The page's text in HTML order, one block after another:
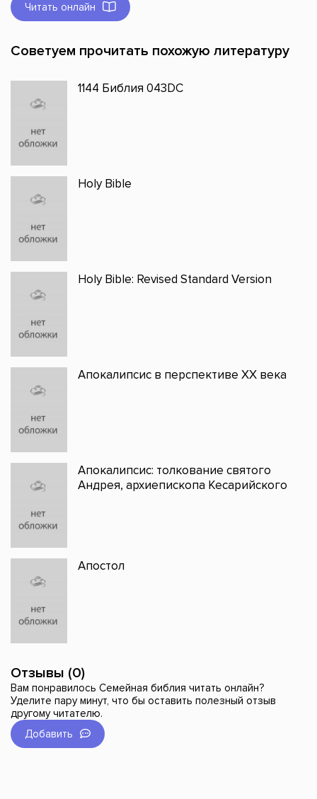
Читать онлайн
Советуем прочитать похожую литературу
1144 Библия 043DC
Holy Bible
Holy Bible: Revised Standard Version
Апокалипсис в перспективе XX века
Апокалипсис: толкование святого
Андрея, архиепископа Кесарийского
Апостол
Отзывы (0)
Вам понравилось Семейная библия читать онлайн?
Уделите пару минут, что бы оставить полезный отзыв
другому читателю.
Добавить